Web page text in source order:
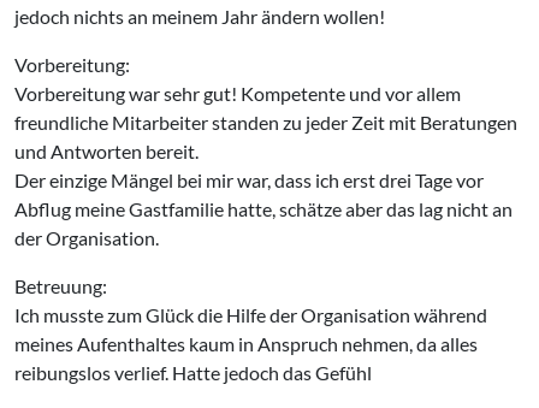
jedoch nichts an meinem Jahr ändern wollen!
Vorbereitung:
Vorbereitung war sehr gut! Kompetente und vor allem
freundliche Mitarbeiter standen zu jeder Zeit mit Beratungen
und Antworten bereit.
Der einzige Mängel bei mir war, dass ich erst drei Tage vor
Abflug meine Gastfamilie hatte, schätze aber das lag nicht an
der Organisation.
Betreuung:
Ich musste zum Glück die Hilfe der Organisation während
meines Aufenthaltes kaum in Anspruch nehmen, da alles
reibungslos verlief. Hatte jedoch das Gefühl